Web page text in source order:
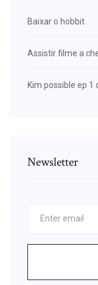
Baixar o hobbit
Assistir filme a
Kim possible ep
Newsletter